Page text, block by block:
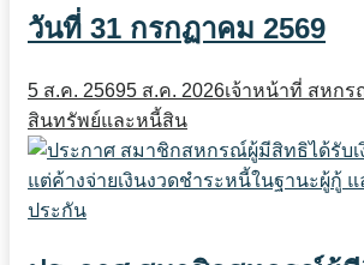
วันที่ 31 กรกฏาคม 2569
5 ส.ค. 25695 ส.ค. 2026เจ้าหน้าที่ สหก
สินทรัพย์และหนี้สิน